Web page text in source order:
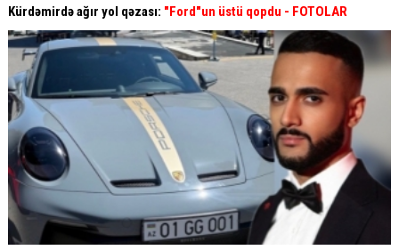
Kürdəmirdə ağır yol qəzası: "Ford"un üstü qopdu - FOTOLAR